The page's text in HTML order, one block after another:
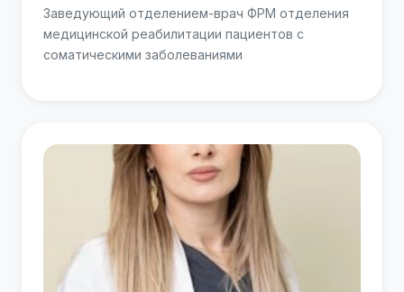
Заведующий отделением-врач ФРМ отделения
медицинской реабилитации пациентов с
соматическими заболеваниями